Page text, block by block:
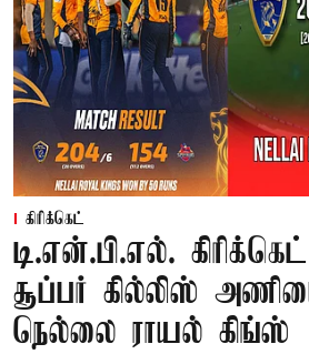
கிரிக்கெட்
டி.என்.பி.எல்.
சூப்பர் கில்லிஸ்
நெல்லை ராயல் கிங்ஸ்